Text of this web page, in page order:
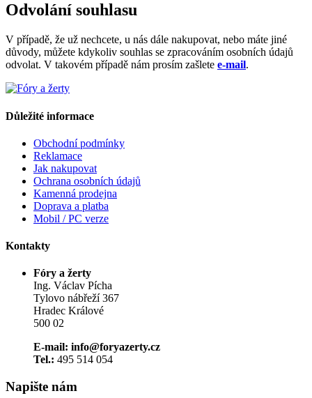
Odvolání souhlasu
V případě, že už nechcete, u nás dále nakupovat, nebo máte jiné
důvody, můžete kdykoliv souhlas se zpracováním osobních údajů
odvolat. V takovém případě nám prosím zašlete e-mail.
Důležité informace
Obchodní podmínky
Reklamace
Jak nakupovat
Ochrana osobních údajů
Kamenná prodejna
Doprava a platba
Mobil / PC verze
Kontakty
Fóry a žerty
Ing. Václav Pícha
Tylovo nábřeží 367
Hradec Králové
500 02
E-mail: info@foryazerty.cz
Tel.: 495 514 054
Napište nám